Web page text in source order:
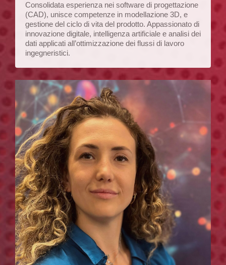
Consolidata esperienza nei software di progettazione
(CAD), unisce competenze in modellazione 3D, e
gestione del ciclo di vita del prodotto. Appassionato di
innovazione digitale, intelligenza artificiale e analisi dei
dati applicati all’ottimizzazione dei flussi di lavoro
ingegneristici.